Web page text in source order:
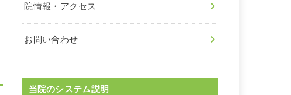
院情報・アクセス
お問い合わせ
当院のシステム説明